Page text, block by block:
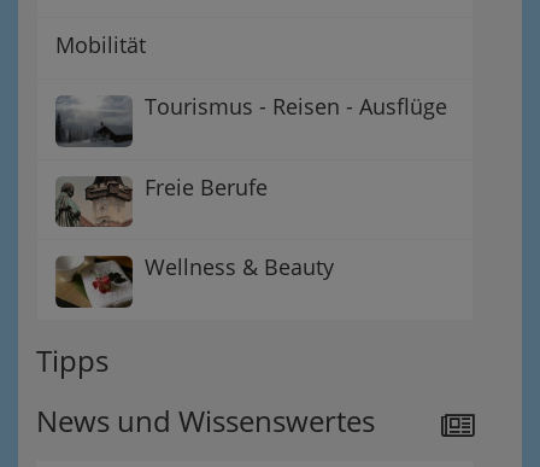
Mobilität
Tourismus - Reisen - Ausflüge
Freie Berufe
Wellness & Beauty
Tipps
News und Wissenswertes